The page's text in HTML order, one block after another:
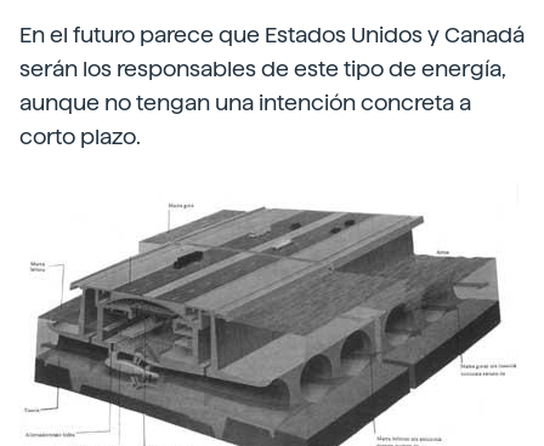
En el futuro parece que Estados Unidos y Canadá
serán los responsables de este tipo de energía,
aunque no tengan una intención concreta a
corto plazo.